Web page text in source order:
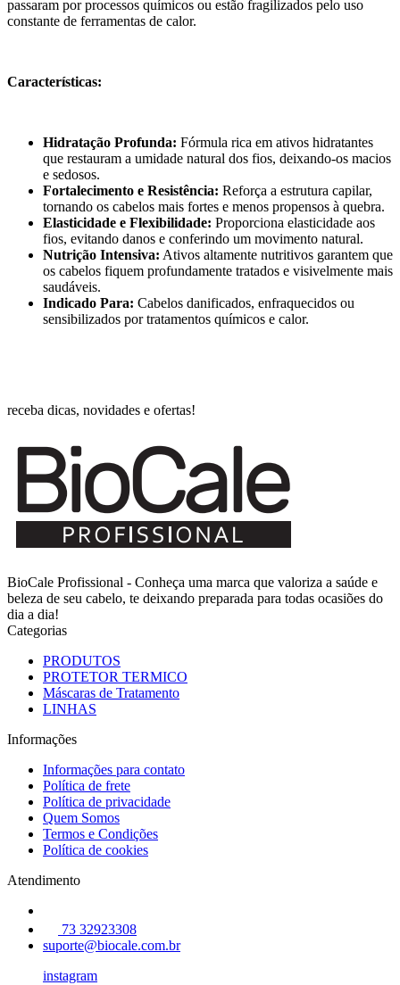
passaram por processos químicos ou estão fragilizados pelo uso
constante de ferramentas de calor.
Características:
Hidratação Profunda: Fórmula rica em ativos hidratantes
que restauram a umidade natural dos fios, deixando-os macios
e sedosos.
Fortalecimento e Resistência: Reforça a estrutura capilar,
tornando os cabelos mais fortes e menos propensos à quebra.
Elasticidade e Flexibilidade: Proporciona elasticidade aos
fios, evitando danos e conferindo um movimento natural.
Nutrição Intensiva: Ativos altamente nutritivos garantem que
os cabelos fiquem profundamente tratados e visivelmente mais
saudáveis.
Indicado Para: Cabelos danificados, enfraquecidos ou
sensibilizados por tratamentos químicos e calor.
receba dicas, novidades e ofertas!
BioCale Profissional - Conheça uma marca que valoriza a saúde e
beleza de seu cabelo, te deixando preparada para todas ocasiões do
dia a dia!
Categorias
PRODUTOS
PROTETOR TERMICO
Máscaras de Tratamento
LINHAS
Informações
Informações para contato
Política de frete
Política de privacidade
Quem Somos
Termos e Condições
Política de cookies
Atendimento
73 32923308
suporte@biocale.com.br
instagram